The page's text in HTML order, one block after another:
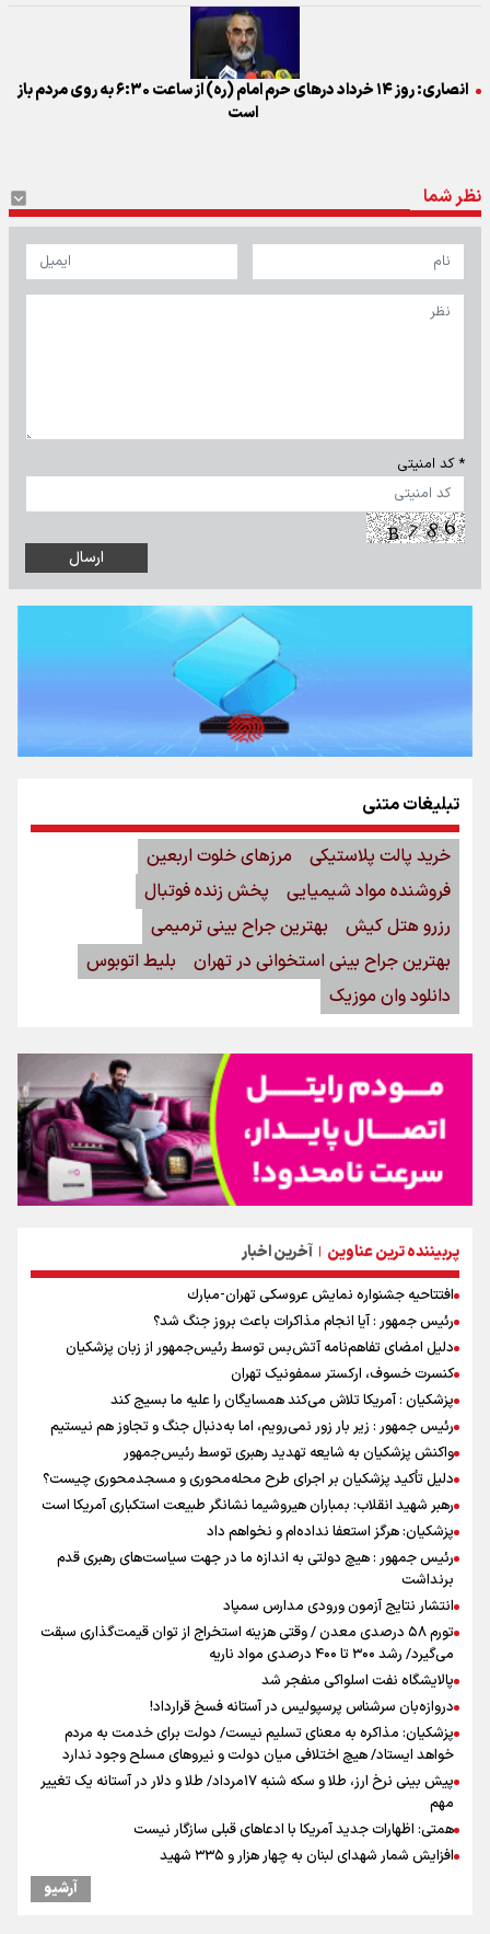
انصاری: روز ۱۴ خرداد درهای حرم امام (ره) از ساعت ۶:۳۰ به روی مردم باز
است
نظر شما
* کد امنیتی
پربیننده ترین عناوین | آخرین اخبار
افتتاحیه جشنواره نمايش عروسكى تهران-مبارك
رئیس جمهور : آیا انجام مذاکرات باعث بروز جنگ شد؟
دلیل امضای تفاهم‌نامه آتش‌بس توسط رئیس‌جمهور از زبان پزشکیان
کنسرت خسوف، ارکستر سمفونیک تهران
پزشکیان : آمریکا تلاش می‌کند همسایگان را علیه ما بسیج کند
رئیس جمهور : زیر بار زور نمی‌رویم، اما به‌دنبال جنگ و تجاوز هم نیستیم
واکنش پزشکیان به شایعه تهدید رهبری توسط رئیس‌جمهور
دلیل تأکید پزشکیان بر اجرای طرح محله‌محوری و مسجدمحوری چیست؟
رهبر شهید انقلاب: بمباران هیروشیما نشانگر طبیعت استکباری آمریکا است
پزشکیان: هرگز استعفا نداده‌ام و نخواهم داد
رئیس جمهور : هیچ دولتی به اندازه ما در جهت سیاست‌های رهبری قدم
برنداشت
انتشار نتایج آزمون ورودی مدارس سمپاد
تورم ۵۸ درصدی معدن / وقتی هزینه استخراج از توان قیمت‌گذاری سبقت
می‌گیرد/ رشد ۳۰۰ تا ۴۰۰ درصدی مواد ناریه
پالایشگاه نفت اسلواکی منفجر شد
دروازه‌بان سرشناس پرسپولیس در آستانه فسخ قرارداد!
پزشکیان: مذاکره به معنای تسلیم نیست/ دولت برای خدمت به مردم
خواهد ایستاد/ هیچ اختلافی میان دولت و نیروهای مسلح وجود ندارد
پیش بینی نرخ ارز، طلا و سکه شنبه ۱۷مرداد/ طلا و دلار در آستانه یک تغییر
مهم
همتی: اظهارات جدید آمریکا با ادعاهای قبلی سازگار نیست
افزایش شمار شهدای لبنان به چهار هزار و ۳۳۵ شهید
دبیرکل گردان‌های سیدالشهدا عراق: پاسخ به تجاوزهای عربستان همچنان
آرشیو
تبلیغات متنی
خرید پالت پلاستیکی
مرزهای خلوت اربعین
فروشنده مواد شیمیایی
پخش زنده فوتبال
رزرو هتل کیش
بهترین جراح بینی ترمیمی
بهترین جراح بینی استخوانی در تهران
بلیط اتوبوس
دانلود وان موزیک